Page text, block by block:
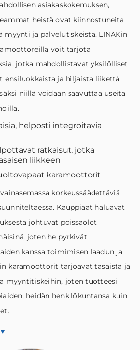
asiakaskokemuksen,
heistä ovat kiinnostuneita
myynti ja palvelutiskeistä. LINAKin
voit tarjota
jotka mahdollistavat yksilölliset
ensiluokkaista ja hiljaista liikettä
niillä voidaan saavuttaa useita
helposti integroitavia
ratkaisut, jotka
liikkeen
karamoottorit
korkeussäädettäviä
Kauppiaat haluavat
johtuvat poissaolot
joten he pyrkivät
kanssa toimimisen laadun ja
karamoottorit tarjoavat tasaista ja
myyntitiskeihin, joten tuotteesi
heidän henkilökuntansa kuin